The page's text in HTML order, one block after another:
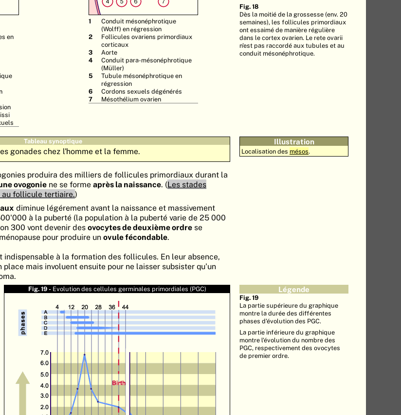
en
Conduit mésonéphrotique
(Wolff) en régression
Follicules ovariens primordiaux
corticaux
Aorte
Conduit para-mésonéphrotique
(Müller)
Tubule mésonéphrotique en
régression
Cordons sexuels dégénérés
Mésothélium ovarien
Fig. 18
Dès la moitié de la grossesse (env. 20
semaines), les follicules primordiaux
ont essaimé de manière régulière
dans le cortex ovarien. Le rete ovarii
n'est pas raccordé aux tubules et au
conduit mésonéphrotique.
Tableau synoptique
gonades chez l'homme et la femme.
Illustration
Localisation des mésos.
produira des milliers de follicules primordiaux durant la
ovogonie ne se forme après la naissance. (Les stades
follicule tertiaire.)
diminue légérement avant la naissance et massivement
à la puberté (la population à la puberté varie de 25 000
300 vont devenir des ovocytes de deuxième ordre se
pour produire un ovule fécondable.
indispensable à la formation des follicules. En leur absence,
place mais involuent ensuite pour ne laisser subsister qu'un
Fig. 19 - Evolution des cellules germinales primordiales (PGC) Légende
Fig. 19
La partie supérieure du graphique
montre la durée des différentes
phases d'évolution des PGC.
La partie inférieure du graphique
montre l'évolution du nombre des
PGC, respectivement des ovocytes
de premier ordre.